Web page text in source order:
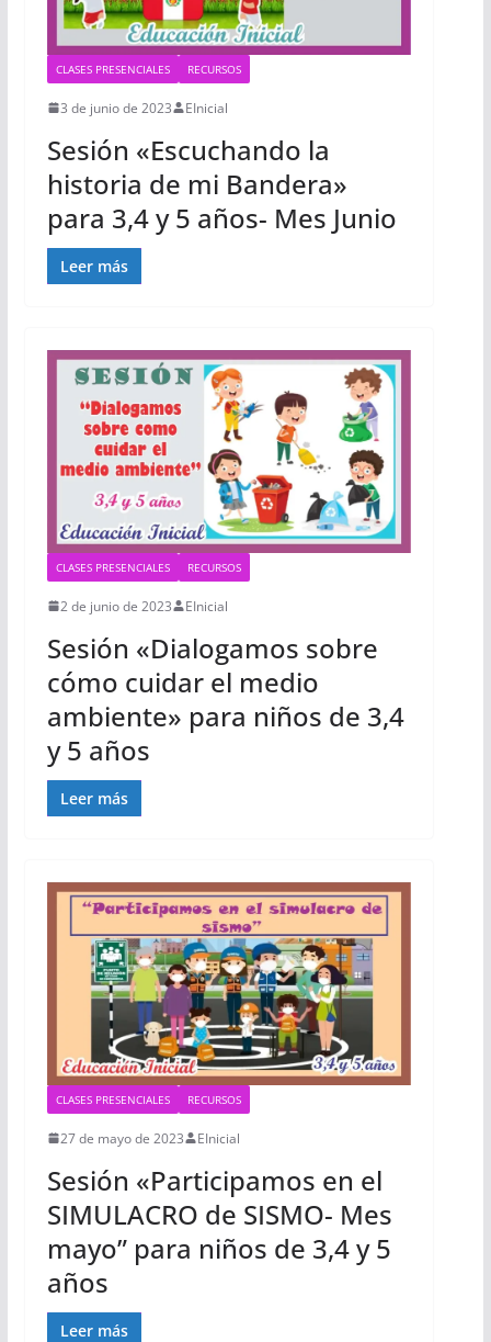
CLASES PRESENCIALES RECURSOS
3 de junio de 2023 EInicial
Sesión «Escuchando la
historia de mi Bandera»
para 3,4 y 5 años- Mes Junio
Leer más
CLASES PRESENCIALES RECURSOS
2 de junio de 2023 EInicial
Sesión «Dialogamos sobre
cómo cuidar el medio
ambiente» para niños de 3,4
y 5 años
Leer más
CLASES PRESENCIALES RECURSOS
27 de mayo de 2023 EInicial
Sesión «Participamos en el
SIMULACRO de SISMO- Mes
mayo” para niños de 3,4 y 5
años
Leer más